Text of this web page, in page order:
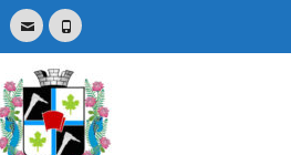
EmailPhone